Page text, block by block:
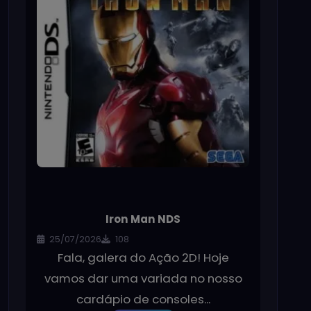
Iron Man NDS
25/07/2026 108
Fala, galera do Ação 2D! Hoje
vamos dar uma variada no nosso
cardápio de consoles...